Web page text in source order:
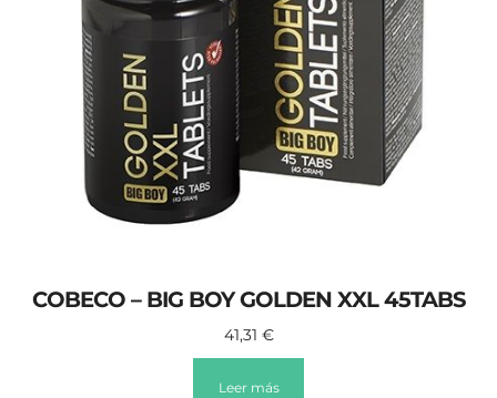
COBECO – BIG BOY GOLDEN XXL 45TABS
41,31 €
Leer más